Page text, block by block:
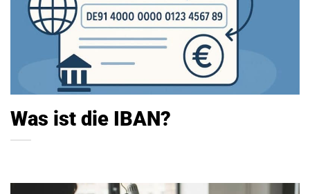
Was ist die IBAN?